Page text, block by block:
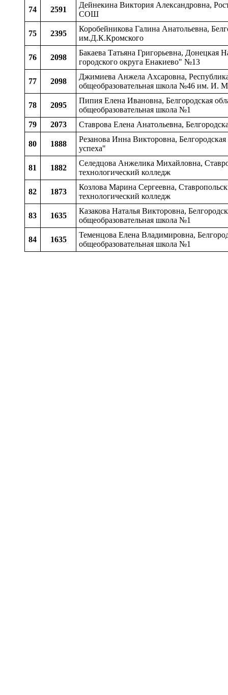
74 2591
Дейнекина Виктория Александровна,
СОШ
75 2395
Коробейникова Галина Анатольевна,
им.Д.К.Кромского
76 2098
Бакаева Татьяна Григорьевна,
городского округа Енакиево" №13
77 2098
Джимиева Анжела Ахсаровна,
общеобразовательная школа №46 им. И.
78 2095
Пипия Елена Ивановна, Белгородская
общеобразовательная школа №1
79
2073 Ставрова Елена Анатольевна,
80 1888
Резанова Инна Викторовна,
успеха"
81 1882
Селедцова Анжелика Михайловна,
технологический колледж
82 1873
Козлова Марина Сергеевна,
технологический колледж
83 1635
Казакова Наталья Викторовна,
общеобразовательная школа №1
84 1635
Теменцова Елена Владимировна,
общеобразовательная школа №1